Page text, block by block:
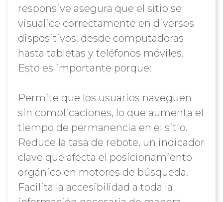
responsive asegura que el sitio se
visualice correctamente en diversos
dispositivos, desde computadoras
hasta tabletas y teléfonos móviles.
Esto es importante porque:
Permite que los usuarios naveguen
sin complicaciones, lo que aumenta el
tiempo de permanencia en el sitio.
Reduce la tasa de rebote, un indicador
clave que afecta el posicionamiento
orgánico en motores de búsqueda.
Facilita la accesibilidad a toda la